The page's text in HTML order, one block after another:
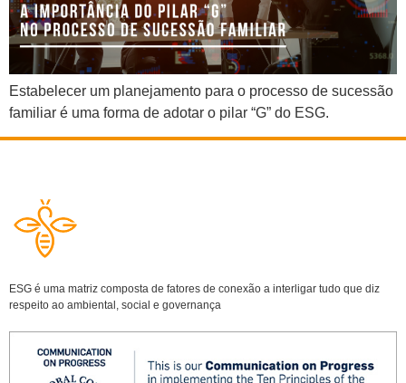
Estabelecer um planejamento para o processo de sucessão
familiar é uma forma de adotar o pilar “G” do ESG.
ESG é uma matriz composta de fatores de conexão a interligar tudo que diz
respeito ao ambiental, social e governança